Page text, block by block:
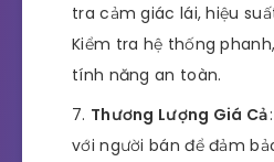
tra cảm giác lái, hiệu
Kiểm tra hệ thống
tính năng an toàn.
Thương Lượng Giá Cả
với người bán để đảm